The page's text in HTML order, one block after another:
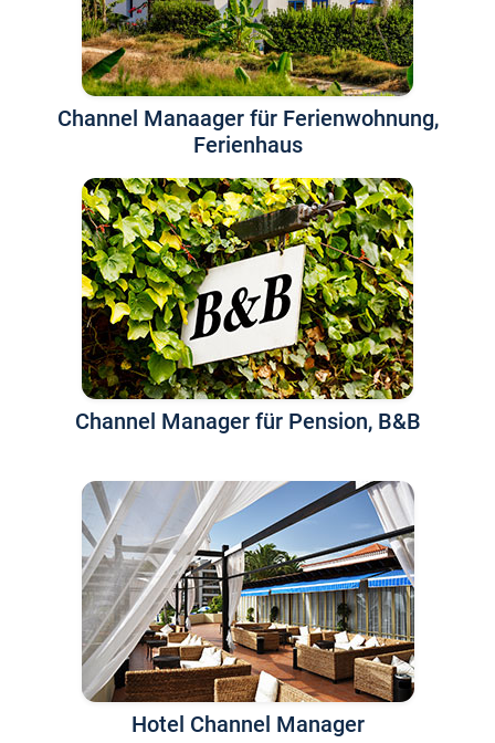
Channel Manaager für Ferienwohnung,
Ferienhaus
Channel Manager für Pension, B&B
Hotel Channel Manager